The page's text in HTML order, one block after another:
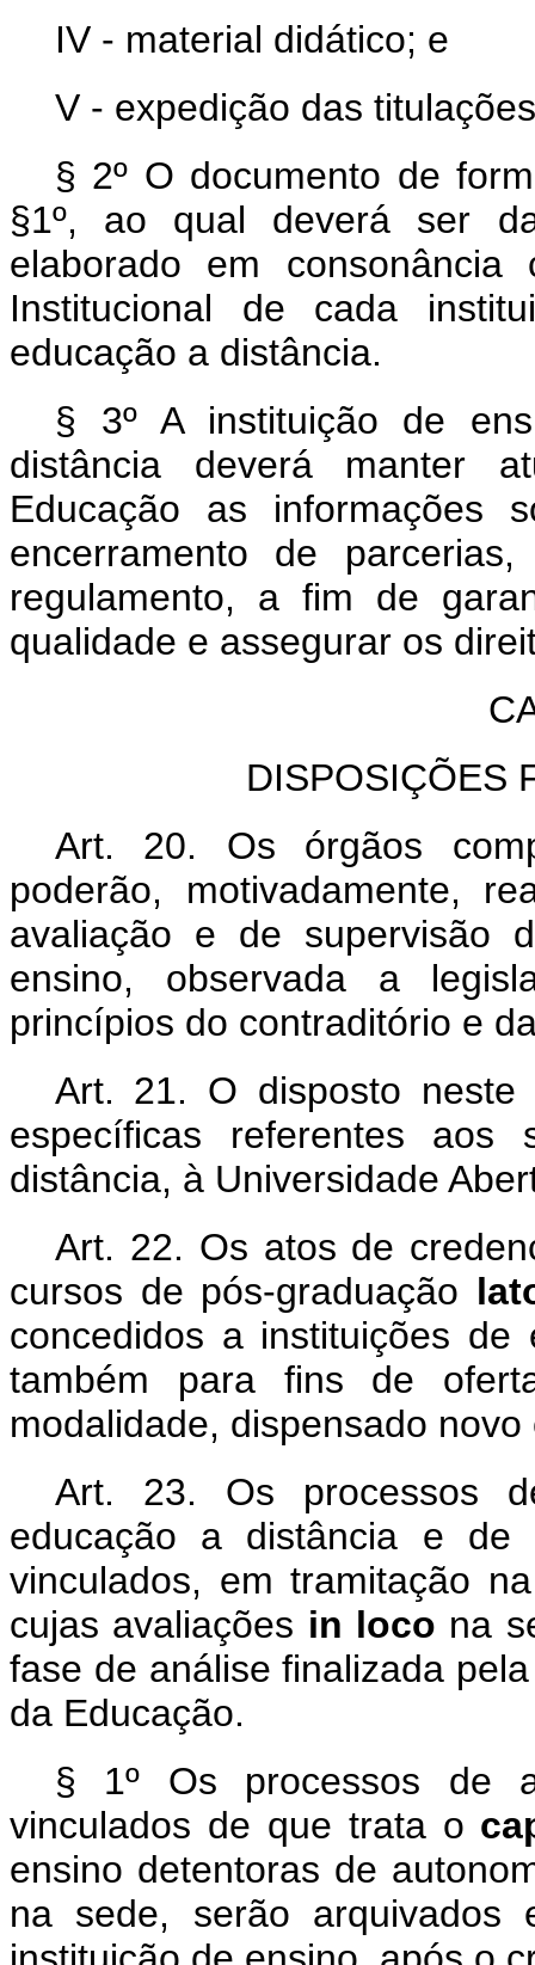
IV - material didático; e
V - expedição das
§ 2º O documento de
§1º, ao qual deverá ser
elaborado em
Institucional de cada
educação a distância.
§ 3º A instituição de
distância deverá manter
Educação as
encerramento de
regulamento, a fim de
qualidade e assegurar os
DISPOSIÇÕES
Art. 20. Os órgãos
poderão, motivadamente,
avaliação e de supervisão
ensino, observada a
princípios do contraditório e
Art. 21. O disposto neste
específicas referentes aos
distância, à Universidade
Art. 22. Os atos de
cursos de pós-graduação
concedidos a instituições de
também para fins de
modalidade, dispensado
Art. 23. Os processos
educação a distância e de
vinculados, em tramitação
cujas avaliações in loco na
fase de análise finalizada
da Educação.
§ 1º Os processos de
vinculados de que trata o
ensino detentoras de
na sede, serão